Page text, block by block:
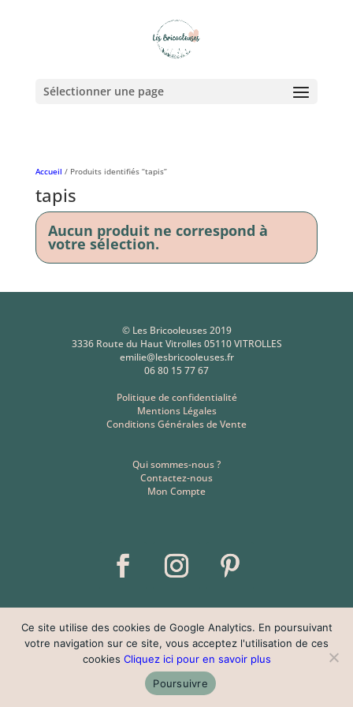
Sélectionner une page
Accueil / Produits identifiés “tapis”
tapis
Aucun produit ne correspond à
votre sélection.
© Les Bricooleuses 2019
3336 Route du Haut Vitrolles 05110 VITROLLES
emilie@lesbricooleuses.fr
06 80 15 77 67
Politique de confidentialité
Mentions Légales
Conditions Générales de Vente
Qui sommes-nous ?
Contactez-nous
Mon Compte
Ce site utilise des cookies de Google Analytics. En poursuivant
votre navigation sur ce site, vous acceptez l'utilisation de ces
cookies Cliquez ici pour en savoir plus
Poursuivre